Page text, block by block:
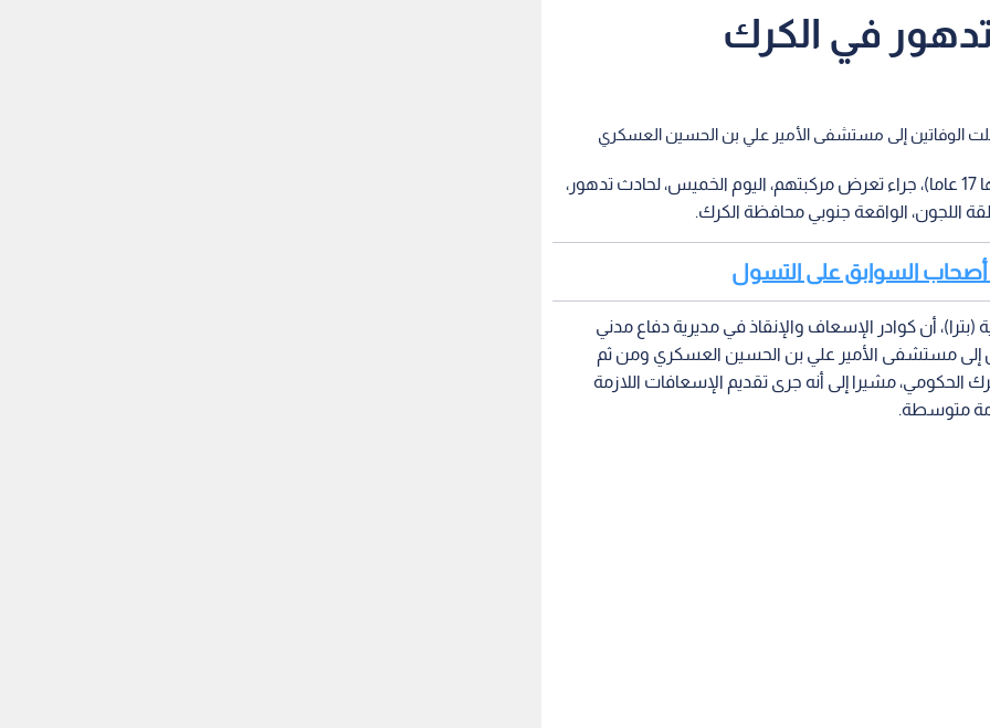
في الكرك
الوفاتين إلى مستشفى الأمير علي بن الحسين العسكري
توفي خمسيني ووالدته الثمانينية وأصيبت فتاة (عمرها 17 عاما)، جراء تعرض مركبتهم، اليوم الخميس، لحادث تدهور،
اللجون، الواقعة جنوبي محافظة الكرك.
أصحاب السوابق على التسول
(بترا)، أن كوادر الإسعاف والإنقاذ في مديرية دفاع مدني
إلى مستشفى الأمير علي بن الحسين العسكري ومن ثم
مشيرا إلى أنه جرى تقديم الإسعافات اللازمة
متوسطة.